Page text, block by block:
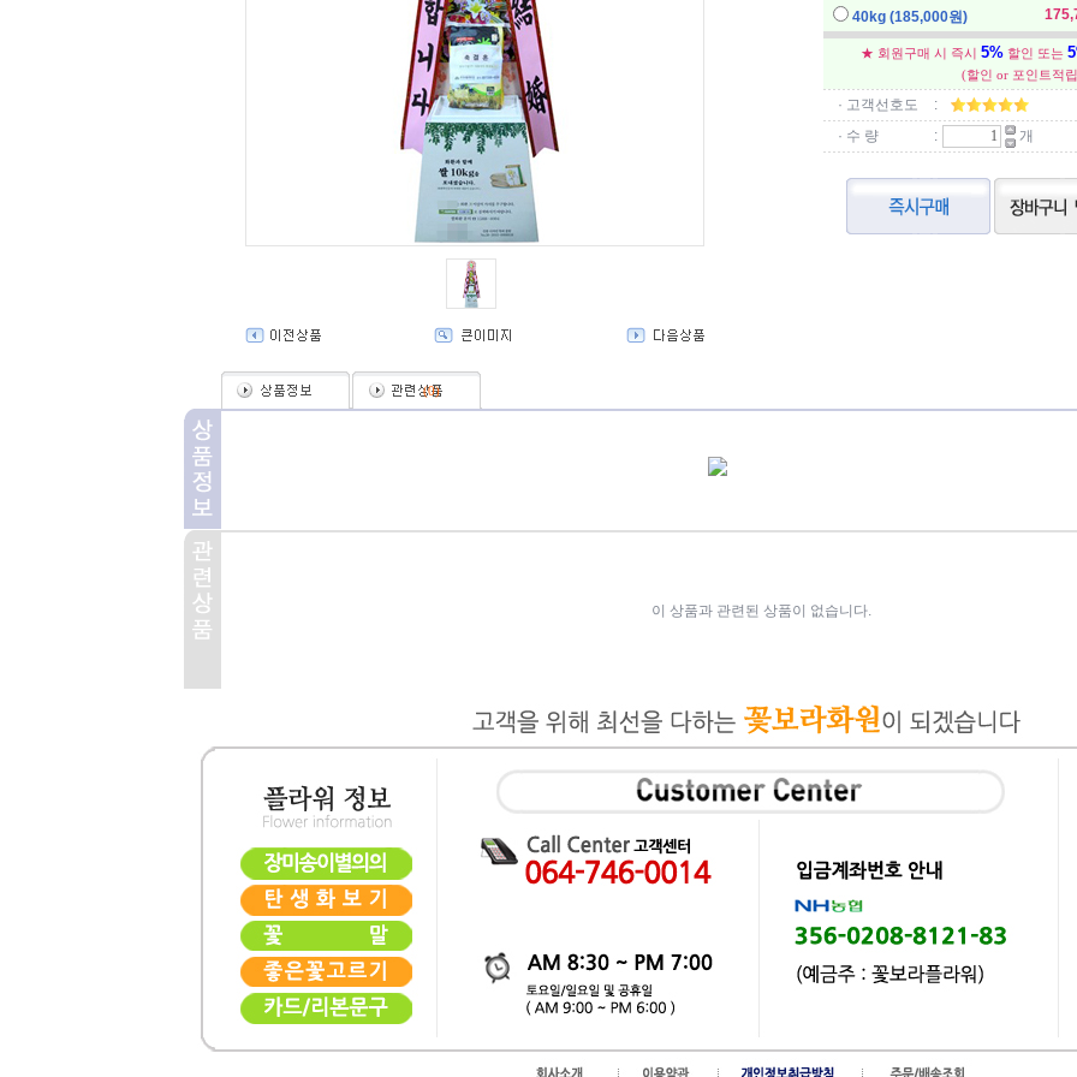
40kg (185,000원)
★ 회원구매 시 즉시 5% 할인 또는
(할인 or 포인트적
· 고객선호도
:
· 수 량
: 개
(0)
이 상품과 관련된 상품이 없습니다.